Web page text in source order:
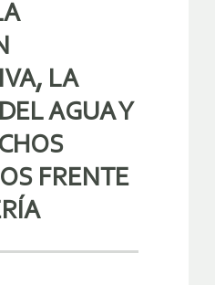
LA
AGUA Y
FRENTE